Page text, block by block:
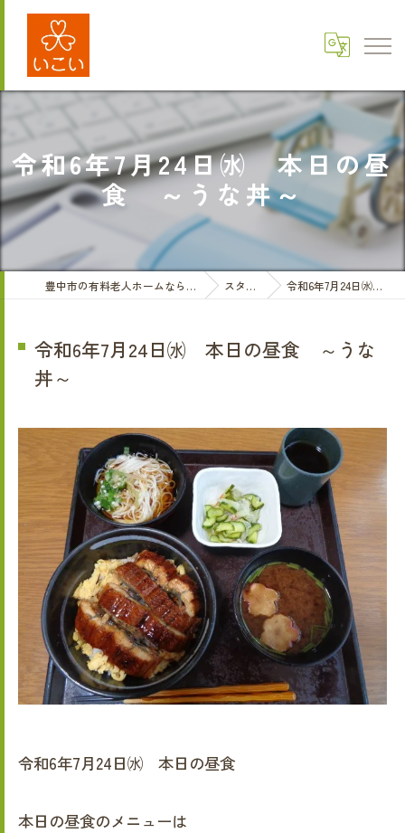
令和6年7月24日㈬ 本日の昼
食 ～うな丼～
豊中市の有料老人ホームなら医療法人三和会 有料老人ホームいこい スタッフブログ 令和6年7月24日㈬ 本日の昼食 ～うな丼～
令和6年7月24日㈬ 本日の昼食 ～うな
丼～
令和6年7月24日㈬ 本日の昼食
本日の昼食のメニューは